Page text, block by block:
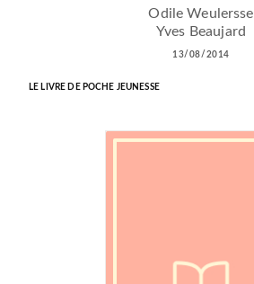
Odile Weulersse
Yves Beaujard
13/08/2014
LE LIVRE DE POCHE JEUNESSE